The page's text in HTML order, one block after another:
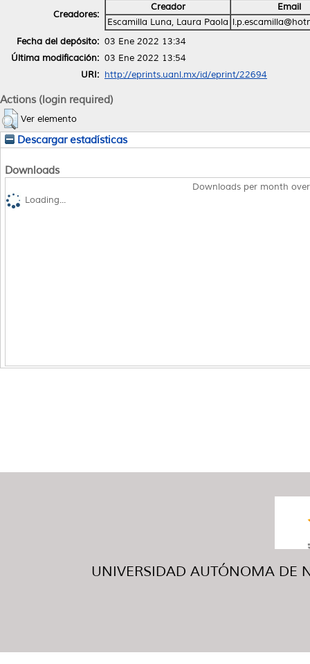
Creadores:
Creador
Email
Escamilla Luna, Laura Paola
Fecha del depósito: 03 Ene 2022 13:34
Última modificación: 03 Ene 2022 13:54
URI: http://eprints.uanl.mx/id/eprint/22694
Actions (login required)
Ver elemento
Descargar estadísticas
Downloads
Downloads per month
Loading...
UNIVERSIDAD AUTÓNOMA DE